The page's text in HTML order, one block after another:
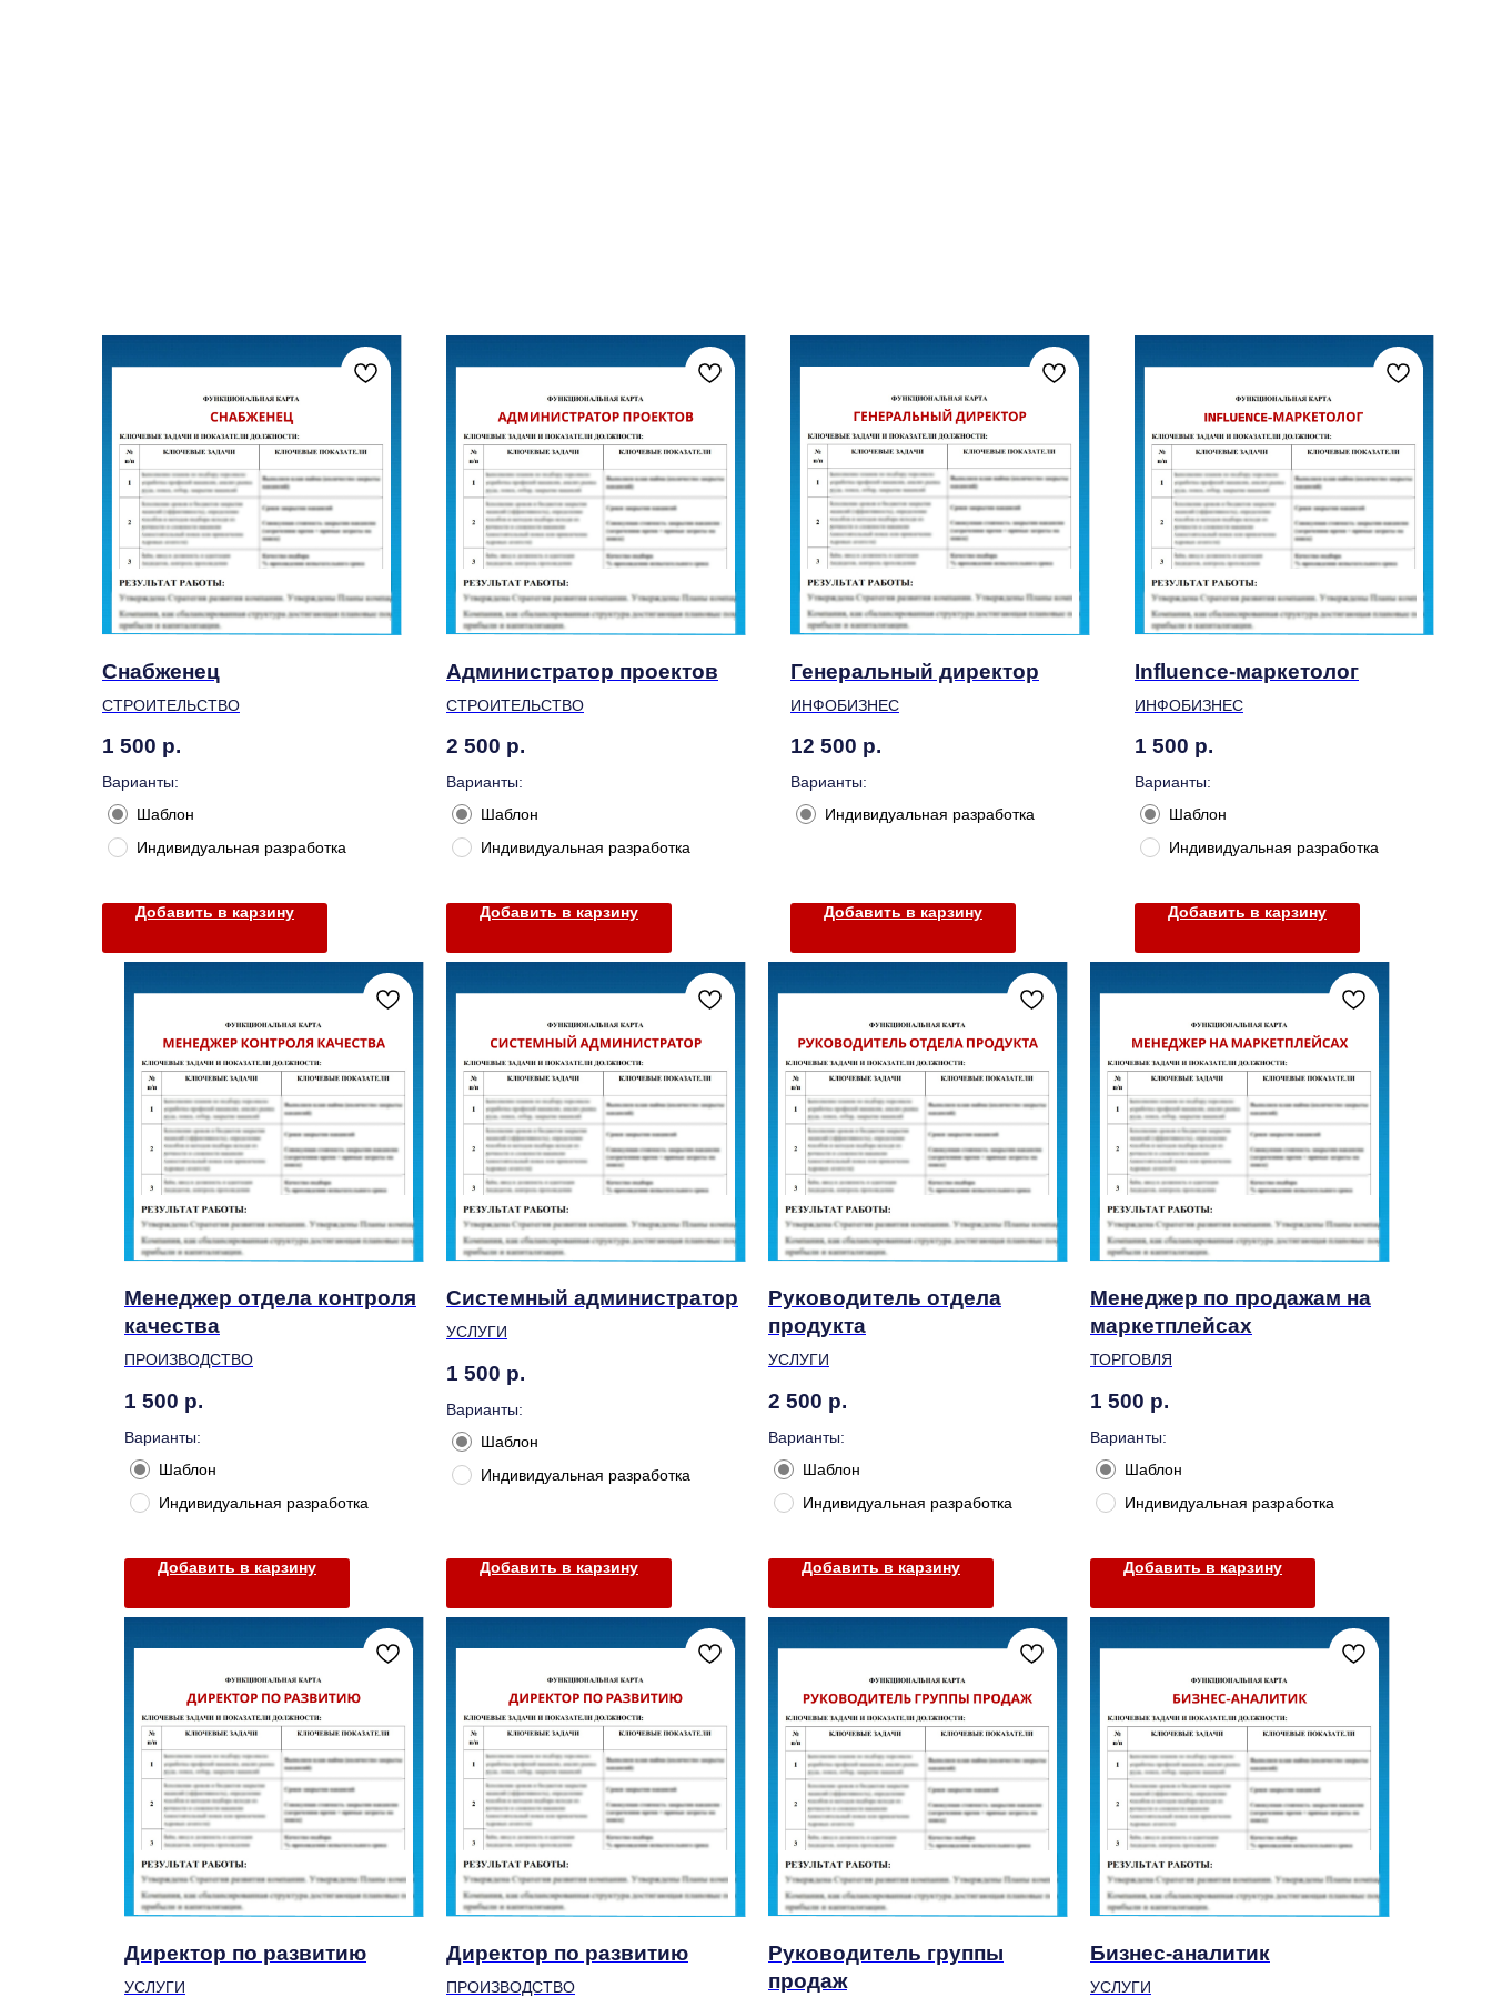
Снабженец
СТРОИТЕЛЬСТВО
1 500 р.
Варианты:
Шаблон
Индивидуальная разработка
Добавить в карзину
Администратор проектов
СТРОИТЕЛЬСТВО
2 500 р.
Варианты:
Шаблон
Индивидуальная разработка
Добавить в карзину
Генеральный директор
ИНФОБИЗНЕС
12 500 р.
Варианты:
Индивидуальная разработка
Добавить в карзину
Influence-маркетолог
ИНФОБИЗНЕС
1 500 р.
Варианты:
Шаблон
Индивидуальная разработка
Добавить в карзину
Менеджер отдела контроля
качества
ПРОИЗВОДСТВО
1 500 р.
Варианты:
Шаблон
Индивидуальная разработка
Добавить в карзину
Системный администратор
УСЛУГИ
1 500 р.
Варианты:
Шаблон
Индивидуальная разработка
Добавить в карзину
Руководитель отдела
продукта
УСЛУГИ
2 500 р.
Варианты:
Шаблон
Индивидуальная разработка
Добавить в карзину
Менеджер по продажам на
маркетплейсах
ТОРГОВЛЯ
1 500 р.
Варианты:
Шаблон
Индивидуальная разработка
Добавить в карзину
Директор по развитию
УСЛУГИ
Директор по развитию
ПРОИЗВОДСТВО
Руководитель группы
продаж
Бизнес-аналитик
УСЛУГИ